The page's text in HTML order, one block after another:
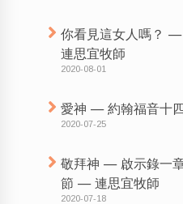
你看見這女人嗎？
連思宜牧師
2020-08-01
愛神 — 約翰福音十
2020-07-25
敬拜神 — 啟示錄一
節 — 連思宜牧師
2020-07-18